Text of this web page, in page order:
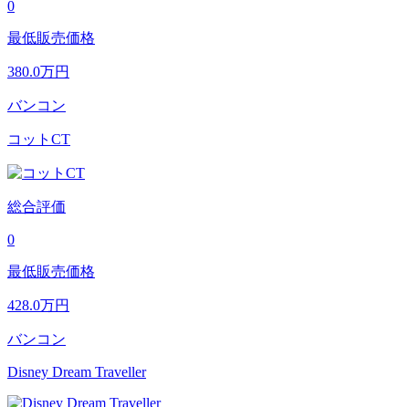
0
最低販売価格
380.0万円
バンコン
コットCT
総合評価
0
最低販売価格
428.0万円
バンコン
Disney Dream Traveller